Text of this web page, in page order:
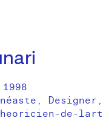
1998
Designer
de-lart